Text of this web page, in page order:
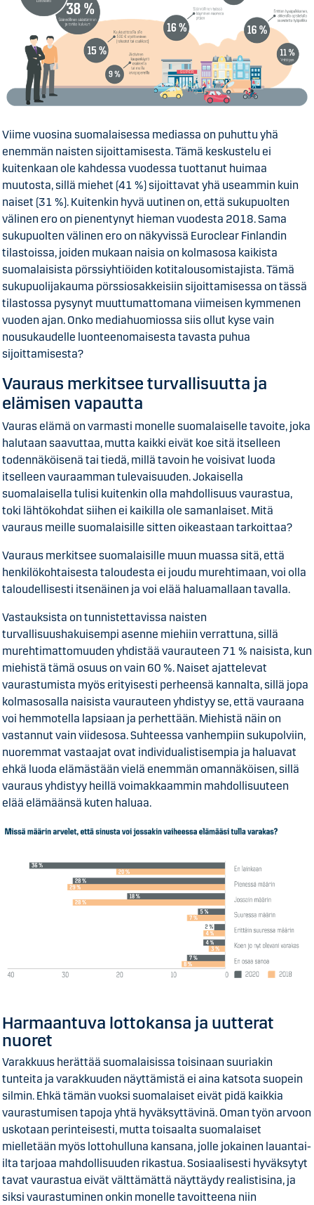
Viime vuosina suomalaisessa mediassa on puhuttu yhä
enemmän naisten sijoittamisesta. Tämä keskustelu ei
kuitenkaan ole kahdessa vuodessa tuottanut huimaa
muutosta, sillä miehet (41 %) sijoittavat yhä useammin kuin
naiset (31 %). Kuitenkin hyvä uutinen on, että sukupuolten
välinen ero on pienentynyt hieman vuodesta 2018. Sama
sukupuolten välinen ero on näkyvissä Euroclear Finlandin
tilastoissa, joiden mukaan naisia on kolmasosa kaikista
suomalaisista pörssiyhtiöiden kotitalousomistajista. Tämä
sukupuolijakauma pörssiosakkeisiin sijoittamisessa on tässä
tilastossa pysynyt muuttumattomana viimeisen kymmenen
vuoden ajan. Onko mediahuomiossa siis ollut kyse vain
nousukaudelle luonteenomaisesta tavasta puhua
sijoittamisesta?
Vauraus merkitsee turvallisuutta ja
elämisen vapautta
Vauras elämä on varmasti monelle suomalaiselle tavoite, joka
halutaan saavuttaa, mutta kaikki eivät koe sitä itselleen
todennäköisenä tai tiedä, millä tavoin he voisivat luoda
itselleen vauraamman tulevaisuuden. Jokaisella
suomalaisella tulisi kuitenkin olla mahdollisuus vaurastua,
toki lähtökohdat siihen ei kaikilla ole samanlaiset. Mitä
vauraus meille suomalaisille sitten oikeastaan tarkoittaa?
Vauraus merkitsee suomalaisille muun muassa sitä, että
henkilökohtaisesta taloudesta ei joudu murehtimaan, voi olla
taloudellisesti itsenäinen ja voi elää haluamallaan tavalla.
Vastauksista on tunnistettavissa naisten
turvallisuushakuisempi asenne miehiin verrattuna, sillä
murehtimattomuuden yhdistää vaurauteen 71 % naisista, kun
miehistä tämä osuus on vain 60 %. Naiset ajattelevat
vaurastumista myös erityisesti perheensä kannalta, sillä jopa
kolmasosalla naisista vaurauteen yhdistyy se, että vauraana
voi hemmotella lapsiaan ja perhettään. Miehistä näin on
vastannut vain viidesosa. Suhteessa vanhempiin sukupolviin,
nuoremmat vastaajat ovat individualistisempia ja haluavat
ehkä luoda elämästään vielä enemmän omannäköisen, sillä
vauraus yhdistyy heillä voimakkaammin mahdollisuuteen
elää elämäänsä kuten haluaa.
Harmaantuva lottokansa ja uutterat
nuoret
Varakkuus herättää suomalaisissa toisinaan suuriakin
tunteita ja varakkuuden näyttämistä ei aina katsota suopein
silmin. Ehkä tämän vuoksi suomalaiset eivät pidä kaikkia
vaurastumisen tapoja yhtä hyväksyttävinä. Oman työn arvoon
uskotaan perinteisesti, mutta toisaalta suomalaiset
mielletään myös lottohulluna kansana, jolle jokainen lauantai-
ilta tarjoaa mahdollisuuden rikastua. Sosiaalisesti hyväksytyt
tavat vaurastua eivät välttämättä näyttäydy realistisina, ja
siksi vaurastuminen onkin monelle tavoitteena niin